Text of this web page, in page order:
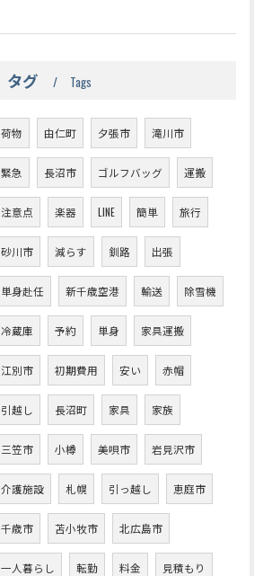
タグ Tags
荷物 由仁町 夕張市 滝川市
緊急 長沼市 ゴルフバッグ 運搬
注意点 楽器 LINE 簡単 旅行
砂川市 減らす 釧路 出張
単身赴任 新千歳空港 輸送 除雪機
冷蔵庫 予約 単身 家具運搬
江別市 初期費用 安い 赤帽
引越し 長沼町 家具 家族
三笠市 小樽 美唄市 岩見沢市
介護施設 札幌 引っ越し 恵庭市
千歳市 苫小牧市 北広島市
一人暮らし 転勤 料金 見積もり